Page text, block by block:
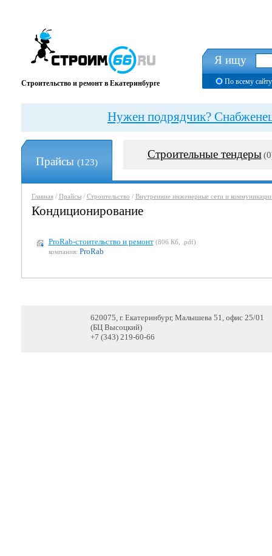
Строительство и ремонт в Екатеринбурге
Я ищу
По всему сайту
Нужен подрядчик?
Прайсы (123)
Строительные тендеры
Главная/ Прайсы/ Строительство / Внутренние инженерные сети и
Кондиционирование
ProRab-стоительство и ремонт (806 Кб, .pdf)
компания: ProRab
620075, г. Екатеринбург, Малышева 51, офис 25/01
(БЦ Высоцкий)
+7 (343) 219-60-66